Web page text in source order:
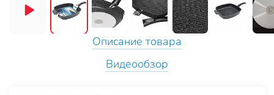
Описание товара
Видеообзор